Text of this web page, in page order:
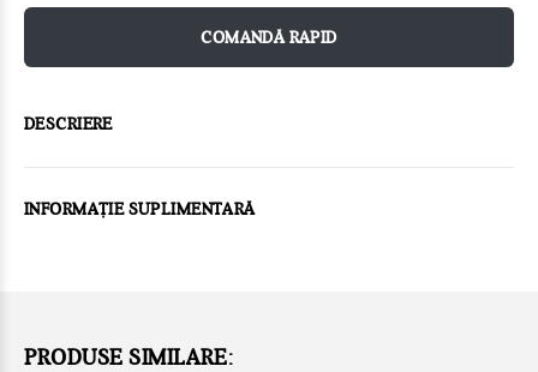
COMANDĂ RAPID
DESCRIERE
INFORMAȚIE SUPLIMENTARĂ
PRODUSE SIMILARE: